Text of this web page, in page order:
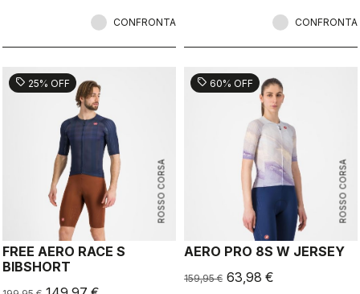
dove ogni watt di energia conta. È
vento ed è risultata la nostra giacca
che non ridurrai la velocità per
rimanere più all’asciutto.
CONFRONTA CONFRONTA
ROSSO CORSA
sell 25% OFF
FREE AERO RACE S
BIBSHORT
ROSSO CORSA
sell 60% OFF
AERO PRO 8S W JERSEY
159,95 € 63,98 €